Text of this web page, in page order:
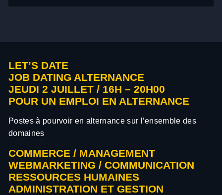
LET’S DATE
JOB DATING ALTERNANCE
JEUDI 2 JUILLET / 16H – 20H00
POUR UN EMPLOI EN ALTERNANCE
Postes à pourvoir en alternance sur l’ensemble des
domaines
COMMERCE / MANAGEMENT
WEBMARKETING / COMMUNICATION
RESSOURCES HUMAINES
ADMINISTRATION ET GESTION